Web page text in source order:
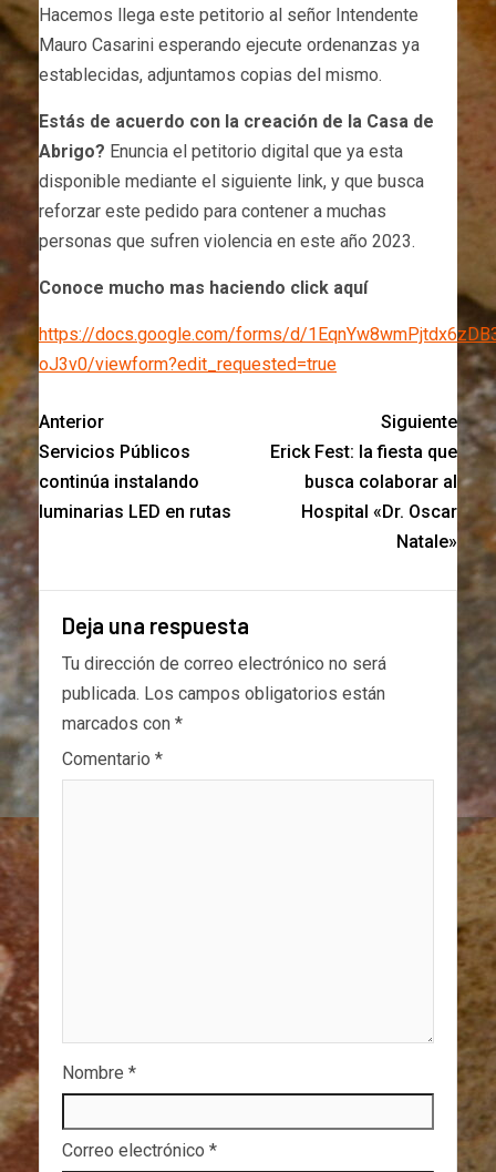
Hacemos llega este petitorio al señor Intendente
Mauro Casarini esperando ejecute ordenanzas ya
establecidas, adjuntamos copias del mismo.
Estás de acuerdo con la creación de la Casa de
Abrigo? Enuncia el petitorio digital que ya esta
disponible mediante el siguiente link, y que busca
reforzar este pedido para contener a muchas
personas que sufren violencia en este año 2023.
Conoce mucho mas haciendo click aquí
https://docs.google.com/forms/d/
oJ3v0/viewform?edit_requested=true
Anterior
Servicios Públicos
continúa instalando
luminarias LED en rutas
Siguiente
Erick Fest: la fiesta que
busca colaborar al
Hospital «Dr. Oscar
Natale»
Deja una respuesta
Tu dirección de correo electrónico no será
publicada. Los campos obligatorios están
marcados con *
Comentario *
Nombre *
Correo electrónico *